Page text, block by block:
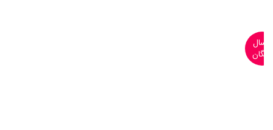
ارسال
رایگان